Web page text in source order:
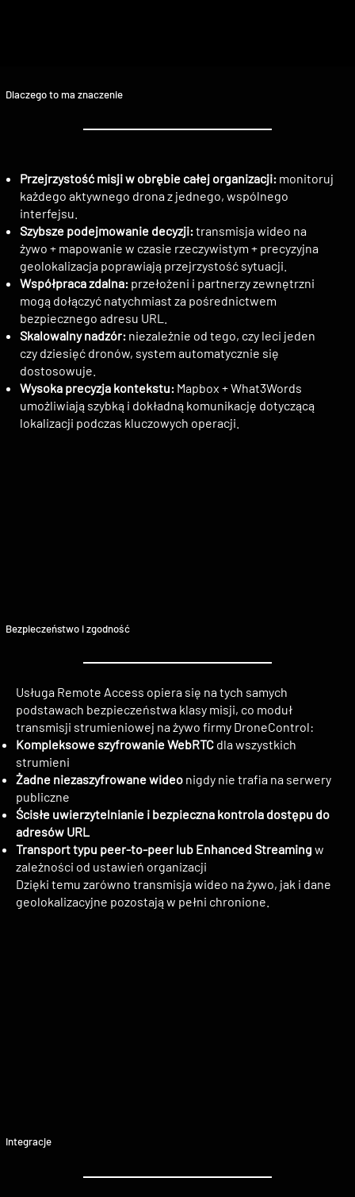
Przejrzystość misji w obrębie całej organizacji: monitoruj
każdego aktywnego drona z jednego, wspólnego
interfejsu.
Szybsze podejmowanie decyzji:transmisja wideo na
żywo + mapowanie w czasie rzeczywistym + precyzyjna
geolokalizacja poprawiają przejrzystość sytuacji.
Współpraca zdalna: przełożeni i partnerzy zewnętrzni
mogą dołączyć natychmiast za pośrednictwem
bezpiecznego adresu URL.
Skalowalny nadzór: niezależnie od tego, czy leci jeden
czy dziesięć dronów, system automatycznie się
dostosowuje.
Wysoka precyzja kontekstu: Mapbox + What3Words
umożliwiają szybką i dokładną komunikację dotyczącą
lokalizacji podczas kluczowych operacji.
Dlaczego to ma znaczenie
Bezpieczeństwo i zgodność
Usługa Remote Access opiera się na tych samych
podstawach bezpieczeństwa klasy misji, co moduł
transmisji strumieniowej na żywo firmy DroneControl:
Kompleksowe szyfrowanie WebRTCdla wszystkich
strumieni
Żadne niezaszyfrowane wideonigdy nie trafia na serwery
publiczne
Ścisłe uwierzytelnianie i bezpieczna kontrola dostępu do
adresów URL
Transport typu peer-to-peer lub Enhanced Streaming w
zależności od ustawień organizacji
Dzięki temu zarówno transmisja wideo na żywo, jak i dane
geolokalizacyjne pozostają w pełni chronione.
Integracje